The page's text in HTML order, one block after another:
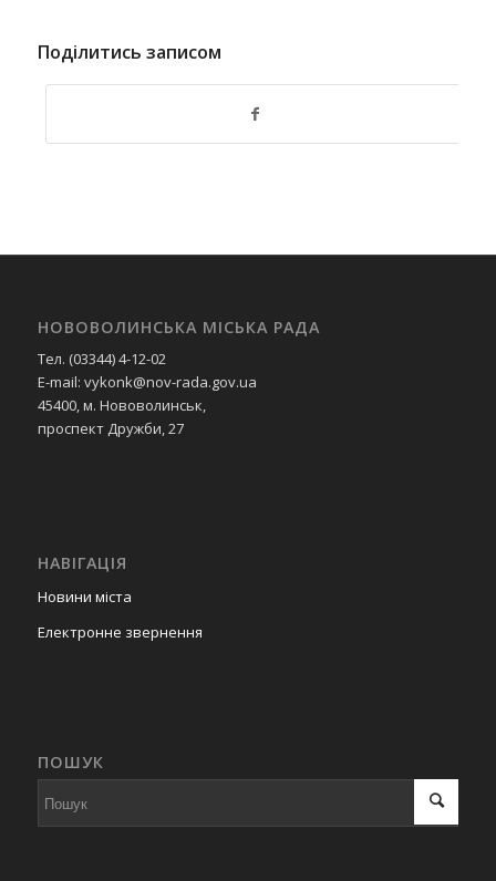
Поділитись записом
НОВОВОЛИНСЬКА МІСЬКА РАДА
Тел. (03344) 4-12-02
E-mail: vykonk@nov-rada.gov.ua
45400, м. Нововолинськ,
проспект Дружби, 27
НАВІГАЦІЯ
Новини міста
Електронне звернення
ПОШУК